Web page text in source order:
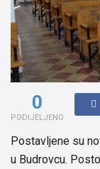
0
PODIJELJENO
Postavljene su
u Budrovcu.